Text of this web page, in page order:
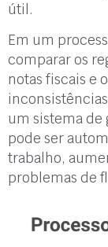
útil.
Em um
comparar os
notas fiscais e
um sistema de
pode ser
trabalho,
problemas de